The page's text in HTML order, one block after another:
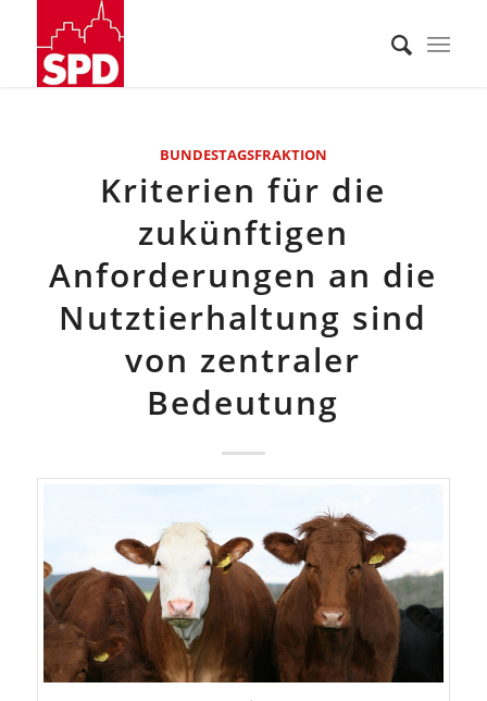
BUNDESTAGSFRAKTION
Kriterien für die
zukünftigen
Anforderungen an die
Nutztierhaltung sind
von zentraler
Bedeutung